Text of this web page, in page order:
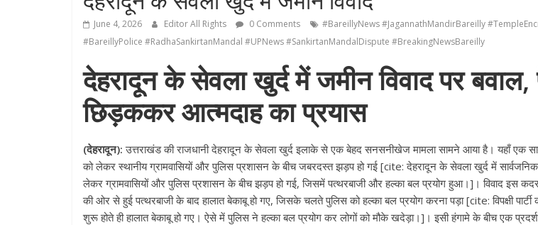
June 4, 2026 Editor All Rights 0 Comments
#BareillyNews #JagannathMandirBareilly
#BareillyPolice #RadhaSankirtanMandal #UPNews #SankirtanMandalDispute #BreakingNewsBareilly
देहरादून के सेवला खुर्द में जमीन विवाद पर
छिड़ककर आत्मदाह का प्रयास
(देहरादून): उत्तराखंड की राजधानी देहरादून के सेवला खुर्द इलाके से एक बेहद सनसनीखेज मामला सामने आया है। यहाँ एक
को लेकर स्थानीय ग्रामवासियों और पुलिस प्रशासन के बीच जबरदस्त झड़प हो गई [cite: देहरादून के सेवला खुर्द में
लेकर ग्रामवासियों और पुलिस प्रशासन के बीच झड़प हो गई, जिसमें पत्थरबाजी और हल्का बल प्रयोग हुआ।]। विवाद इस कदर बढ़
की ओर से हुई पत्थरबाजी के बाद हालात बेकाबू हो गए, जिसके चलते पुलिस को हल्का बल प्रयोग करना पड़ा [cite: विपक्षी
शुरू होते ही हालात बेकाबू हो गए। ऐसे में पुलिस ने हल्का बल प्रयोग कर लोगों को मौके खदेड़ा।]। इसी हंगामे के बीच एक